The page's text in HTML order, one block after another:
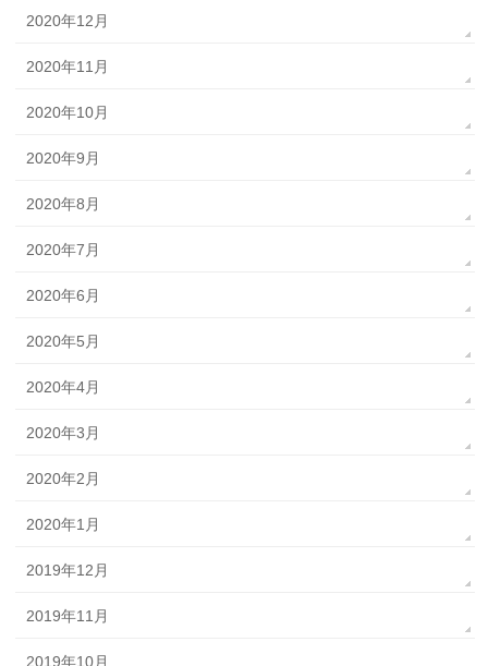
2020年12月
2020年11月
2020年10月
2020年9月
2020年8月
2020年7月
2020年6月
2020年5月
2020年4月
2020年3月
2020年2月
2020年1月
2019年12月
2019年11月
2019年10月